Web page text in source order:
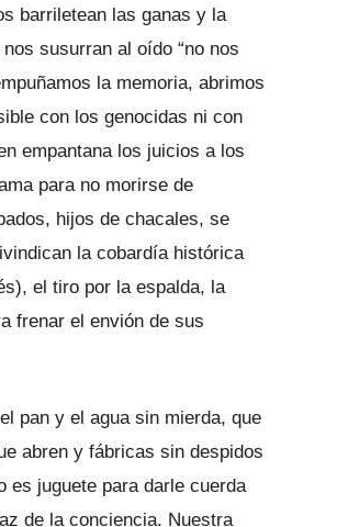
barriletean las ganas y la
susurran al oído “no nos
la memoria, abrimos
con los genocidas ni con
empantana los juicios a los
para no morirse de
hijos de chacales, se
la cobardía histórica
el tiro por la espalda, la
frenar el envión de sus
pan y el agua sin mierda, que
abren y fábricas sin despidos
es juguete para darle cuerda
de la conciencia. Nuestra